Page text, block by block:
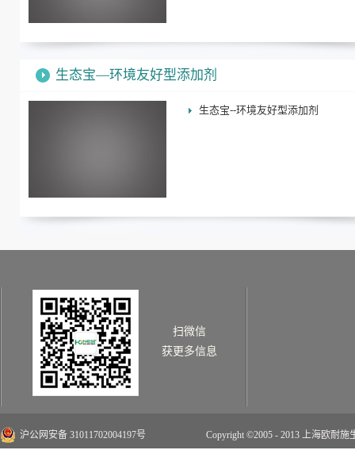
生态宝—环境友好型添加剂
生态宝--环境友好型添加剂
扫微信
获更多信息
沪公网安备 31011702004197号 Copyright ©2005 - 2013 上海欧耐施